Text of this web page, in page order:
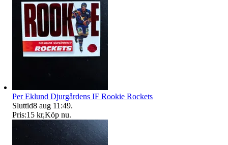
Per Eklund Djurgårdens IF Rookie Rockets
Sluttid8 aug 11:49.
Pris:15 kr,Köp nu.